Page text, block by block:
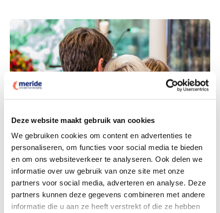
Deze website maakt gebruik van cookies
We gebruiken cookies om content en advertenties te
personaliseren, om functies voor social media te bieden
en om ons websiteverkeer te analyseren. Ook delen we
informatie over uw gebruik van onze site met onze
partners voor social media, adverteren en analyse. Deze
partners kunnen deze gegevens combineren met andere
informatie die u aan ze heeft verstrekt of die ze hebben
Dit kost een crematie
Bekijk tarieven voor crematie